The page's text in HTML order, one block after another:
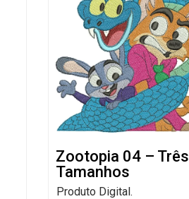
Zootopia 04 – Três
Tamanhos
Produto Digital.